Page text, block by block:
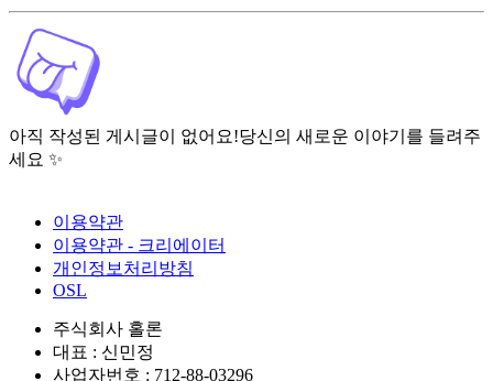
아직 작성된 게시글이 없어요!당신의 새로운 이야기를 들려주
세요 ✨
이용약관
이용약관 - 크리에이터
개인정보처리방침
OSL
주식회사 홀론
대표 : 신민정
사업자번호 : 712-88-03296